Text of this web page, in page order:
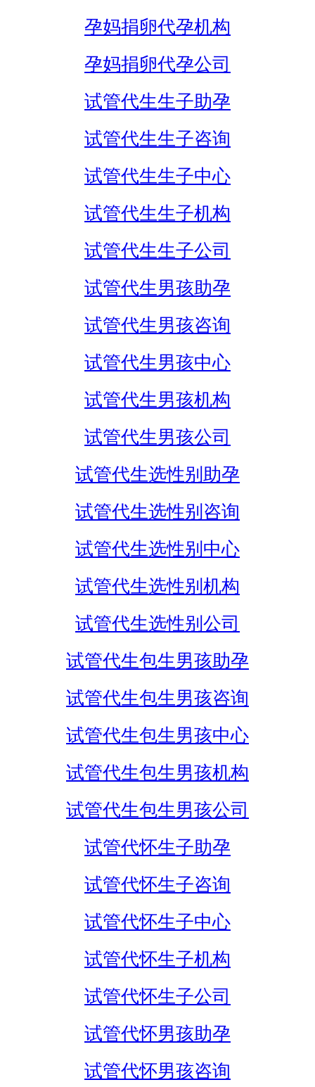
孕妈捐卵代孕机构
孕妈捐卵代孕公司
试管代生生子助孕
试管代生生子咨询
试管代生生子中心
试管代生生子机构
试管代生生子公司
试管代生男孩助孕
试管代生男孩咨询
试管代生男孩中心
试管代生男孩机构
试管代生男孩公司
试管代生选性别助孕
试管代生选性别咨询
试管代生选性别中心
试管代生选性别机构
试管代生选性别公司
试管代生包生男孩助孕
试管代生包生男孩咨询
试管代生包生男孩中心
试管代生包生男孩机构
试管代生包生男孩公司
试管代怀生子助孕
试管代怀生子咨询
试管代怀生子中心
试管代怀生子机构
试管代怀生子公司
试管代怀男孩助孕
试管代怀男孩咨询